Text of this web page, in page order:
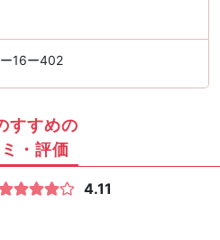
16ー402
すすめの
・評価
4.11